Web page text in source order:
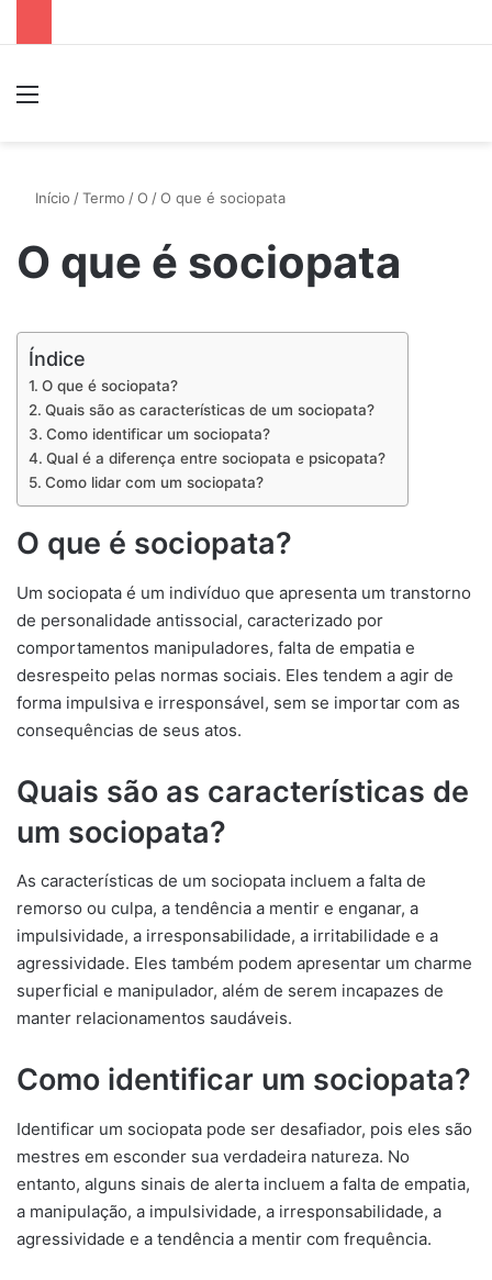
Início /Termo /O /O que é sociopata
O que é sociopata
Índice
O que é sociopata?
Quais são as características de um sociopata?
Como identificar um sociopata?
Qual é a diferença entre sociopata e psicopata?
Como lidar com um sociopata?
O que é sociopata?
Um sociopata é um indivíduo que apresenta um transtorno
de personalidade antissocial, caracterizado por
comportamentos manipuladores, falta de empatia e
desrespeito pelas normas sociais. Eles tendem a agir de
forma impulsiva e irresponsável, sem se importar com as
consequências de seus atos.
Quais são as características de
um sociopata?
As características de um sociopata incluem a falta de
remorso ou culpa, a tendência a mentir e enganar, a
impulsividade, a irresponsabilidade, a irritabilidade e a
agressividade. Eles também podem apresentar um charme
superficial e manipulador, além de serem incapazes de
manter relacionamentos saudáveis.
Como identificar um sociopata?
Identificar um sociopata pode ser desafiador, pois eles são
mestres em esconder sua verdadeira natureza. No
entanto, alguns sinais de alerta incluem a falta de empatia,
a manipulação, a impulsividade, a irresponsabilidade, a
agressividade e a tendência a mentir com frequência.